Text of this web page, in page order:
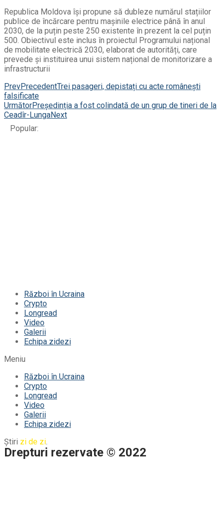
Republica Moldova își propune să dubleze numărul stațiilor
publice de încărcare pentru mașinile electrice până în anul
2030, de la puțin peste 250 existente în prezent la cel puțin
500. Obiectivul este inclus în proiectul Programului național
de mobilitate electrică 2030, elaborat de autorități, care
prevede și instituirea unui sistem național de monitorizare a
infrastructurii
PrevPrecedentTrei pasageri, depistați cu acte românești
falsificate
UrmătorPreședinția a fost colindată de un grup de tineri de la
Ceadîr-LungaNext
Popular:
Război în Ucraina
Crypto
Longread
Video
Galerii
Echipa zidezi
Meniu
Război în Ucraina
Crypto
Longread
Video
Galerii
Echipa zidezi
Știri zi de zi.
Drepturi rezervate © 2022